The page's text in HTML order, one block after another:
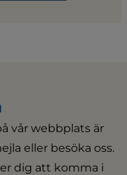
vår webbplats är
eller besöka oss.
dig att komma i